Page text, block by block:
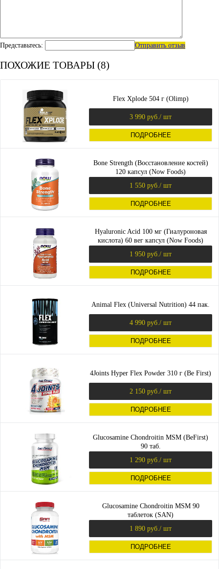
Представьтесь: Отправить отзыв
ПОХОЖИЕ ТОВАРЫ (8)
Flex Xplode 504 г (Olimp)
3 990 руб. / шт
ПОДРОБНЕЕ
Bone Strength (Восстановление костей)
120 капсул (Now Foods)
1 550 руб. / шт
ПОДРОБНЕЕ
Hyaluronic Acid 100 мг (Гиалуроновая
кислота) 60 вег капсул (Now Foods)
1 950 руб. / шт
ПОДРОБНЕЕ
Animal Flex (Universal Nutrition) 44 пак.
4 990 руб. / шт
ПОДРОБНЕЕ
4Joints Hyper Flex Powder 310 г (Be First)
2 150 руб. / шт
ПОДРОБНЕЕ
Glucosamine Chondroitin MSM (BeFirst)
90 таб.
1 290 руб. / шт
ПОДРОБНЕЕ
Glucosamine Chondroitin MSM 90
таблеток (SAN)
1 890 руб. / шт
ПОДРОБНЕЕ